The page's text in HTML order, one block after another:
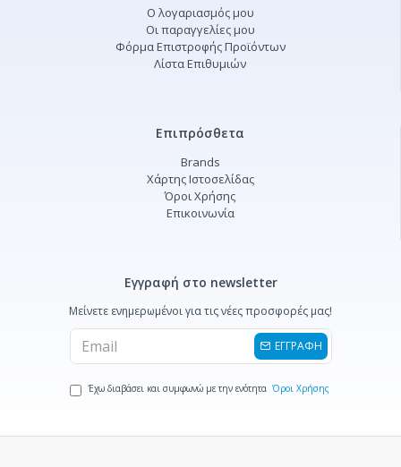
Ο λογαριασμός μου
Οι παραγγελίες μου
Φόρμα Επιστροφής Προϊόντων
Λίστα Επιθυμιών
Επιπρόσθετα
Brands
Χάρτης Ιστοσελίδας
Όροι Χρήσης
Επικοινωνία
Εγγραφή στο newsletter
Μείνετε ενημερωμένοι για τις νέες προσφορές μας!
ΕΓΓΡΑΦΗ
Έχω διαβάσει και συμφωνώ με την ενότητα Όροι Χρήσης